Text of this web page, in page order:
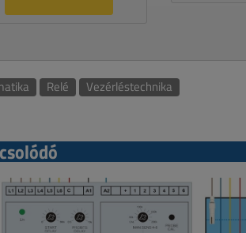
Relé Vezérléstechnika